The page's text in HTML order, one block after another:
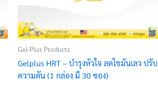
Gel Plus Products
Gelplus HRT – บำรุงหัวใจ ลดไขมันเลว ปรับ
ความดัน (1 กล่อง มี 30 ซอง)